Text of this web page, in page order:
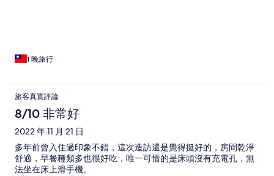
1 晚旅行
旅客真實評論
8/10 非常好
2022 年 11 月 21 日
多年前曾入住過印象不錯，這次造訪還是覺得挺好的，房間乾淨
舒適，早餐種類多也很好吃，唯一可惜的是床頭沒有充電孔，無
法坐在床上滑手機。